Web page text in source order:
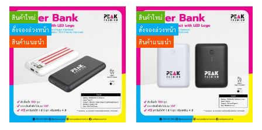
สินค้าใหม่
สั่งจองล่วงหน้า
สินค้าแนะนำ
สินค้าใหม่
สั่งจองล่วงหน้า
สินค้าแนะนำ